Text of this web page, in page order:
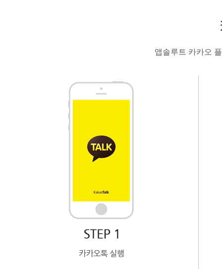
앱솔루트 카카오